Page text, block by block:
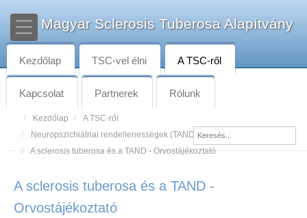
Magyar Sclerosis Tuberosa Alapítvány
Kezdőlap TSC-vel élni A TSC-ről
Kapcsolat Partnerek Rólunk
Kezdőlap
A TSC-ről
Neuropszichiátriai rendellenességek (TAND)
A sclerosis tuberosa és a TAND - Orvostájékoztató
A sclerosis tuberosa és a TAND -
Orvostájékoztató